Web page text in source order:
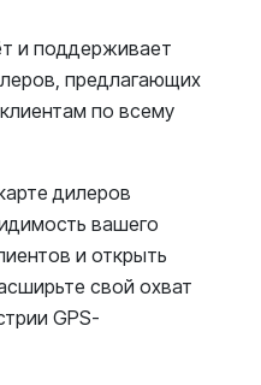
и поддерживает
предлагающих
по всему
дилеров
вашего
и открыть
свой охват
GPS-